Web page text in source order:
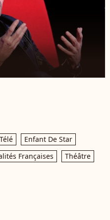
Enfant De Star
Françaises Théâtre